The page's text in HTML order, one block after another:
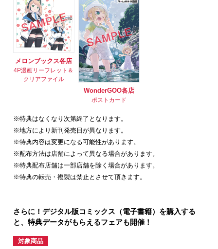
メロンブックス各店
4P漫画リーフレット＆
クリアファイル
WonderGOO各店
ポストカード
※特典はなくなり次第終了となります。
※地方により新刊発売日が異なります。
※特典内容は変更になる可能性があります。
※配布方法は店舗によって異なる場合があります。
※特典配布店舗は一部店舗を除く場合があります。
※特典の転売・複製は禁止とさせて頂きます。
さらに！デジタル版コミックス（電子書籍）を購入する
と、特典データがもらえるフェアも開催！
対象商品